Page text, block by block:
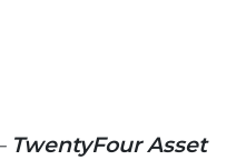
TwentyFour Asset